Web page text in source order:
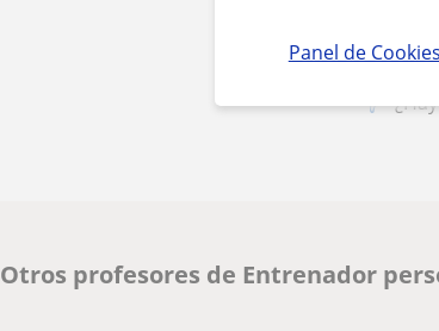
Panel de Cookies
Otros profesores de Entrenador